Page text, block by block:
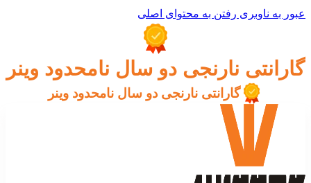
عبور به ناوبری رفتن به محتوای اصلی
گارانتی نارنجی دو سال نامحدود وینر
گارانتی نارنجی دو سال نامحدود وینر